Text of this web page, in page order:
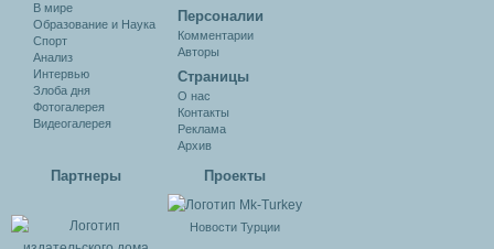
В мире
Образование и Наука
Спорт
Анализ
Интервью
Злоба дня
Фотогалерея
Видеогалерея
Персоналии
Комментарии
Авторы
Cтраницы
О нас
Контакты
Реклама
Архив
Партнеры Проекты
Новости Турции